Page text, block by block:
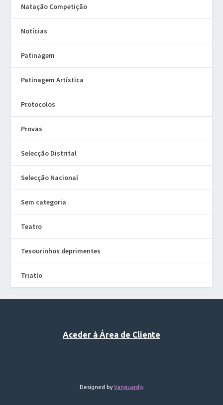
Natação Competição
Notícias
Patinagem
Patinagem Artística
Protocolos
Provas
Selecção Distrital
Selecção Nacional
Sem categoria
Teatro
Tesourinhos deprimentes
Triatlo
Aceder à Área de Cliente
Designed byVanguardly